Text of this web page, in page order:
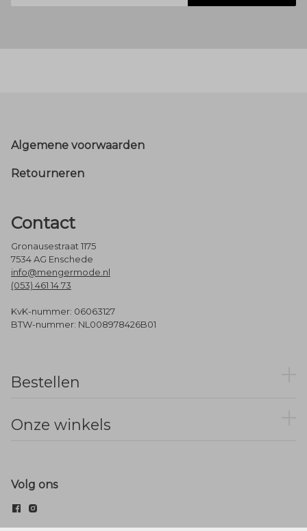
Footer
Algemene voorwaarden
Retourneren
Contact
Gronausestraat 1175
7534 AG Enschede
info@mengermode.nl
(053) 461 14 73
KvK-nummer: 06063127
BTW-nummer: NL008978426B01
Bestellen
Onze winkels
Volg ons